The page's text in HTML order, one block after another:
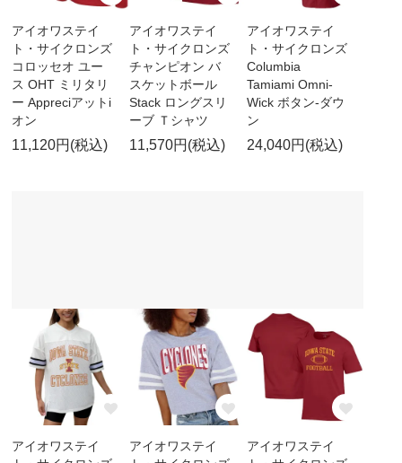
アイオワステイ
ト・サイクロンズ
コロッセオ ユー
ス OHT ミリタリ
ー Appreciアットi
オン
11,120円(税込)
アイオワステイ
ト・サイクロンズ
チャンピオン バ
スケットボール
Stack ロングスリ
ーブ Ｔシャツ
11,570円(税込)
アイオワステイ
ト・サイクロンズ
Columbia
Tamiami Omni-
Wick ボタン-ダウ
ン
24,040円(税込)
アイオワステイ
アイオワステイ
アイオワステイ